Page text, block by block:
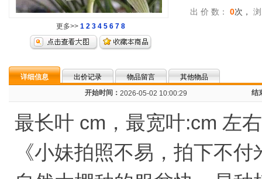
更多>> 1 2 3 4 5 6 7 8
出 价 数：
0次，
详细信息 出价记录 物品留言
其他物品
开始时间： 2026-05-02 10:00:29 结
最长叶 cm，最宽叶:cm 左右
《小妹拍照不易，拍下不